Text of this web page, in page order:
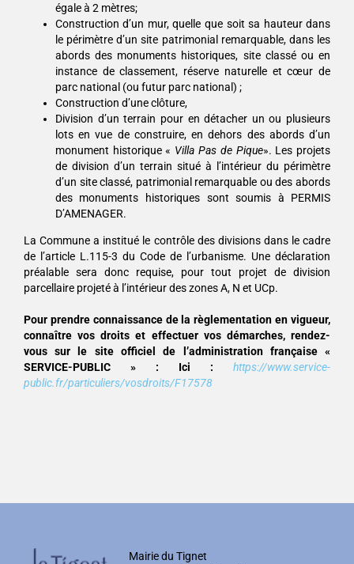
égale à 2 mètres;
Construction d’un mur, quelle que soit sa hauteur dans
le périmètre d’un site patrimonial remarquable, dans les
abords des monuments historiques, site classé ou en
instance de classement, réserve naturelle et cœur de
parc national (ou futur parc national) ;
Construction d’une clôture,
Division d’un terrain pour en détacher un ou plusieurs
lots en vue de construire, en dehors des abords d’un
monument historique « Villa Pas de Pique». Les projets
de division d’un terrain situé à l’intérieur du périmètre
d’un site classé, patrimonial remarquable ou des abords
des monuments historiques sont soumis à PERMIS
D’AMENAGER.
La Commune a institué le contrôle des divisions dans le cadre
de l’article L.115-3 du Code de l’urbanisme. Une déclaration
préalable sera donc requise, pour tout projet de division
parcellaire projeté à l’intérieur des zones A, N et UCp.
Pour prendre connaissance de la règlementation en vigueur,
connaître vos droits et effectuer vos démarches, rendez-
vous sur le site officiel de l’administration française «
SERVICE-PUBLIC » : Ici :
https://www.service-
public.fr/particuliers/vosdroits/F17578
Mairie du Tignet